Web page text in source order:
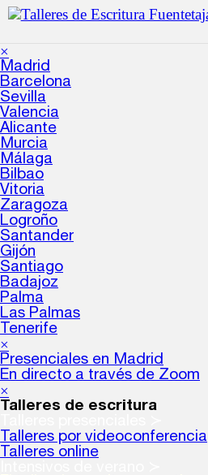
×
Madrid
Barcelona
Sevilla
Valencia
Alicante
Murcia
Málaga
Bilbao
Vitoria
Zaragoza
Logroño
Santander
Gijón
Santiago
Badajoz
Palma
Las Palmas
Tenerife
×
Presenciales en Madrid
En directo a través de Zoom
×
Talleres de escritura
Talleres por videoconferencia
Talleres online